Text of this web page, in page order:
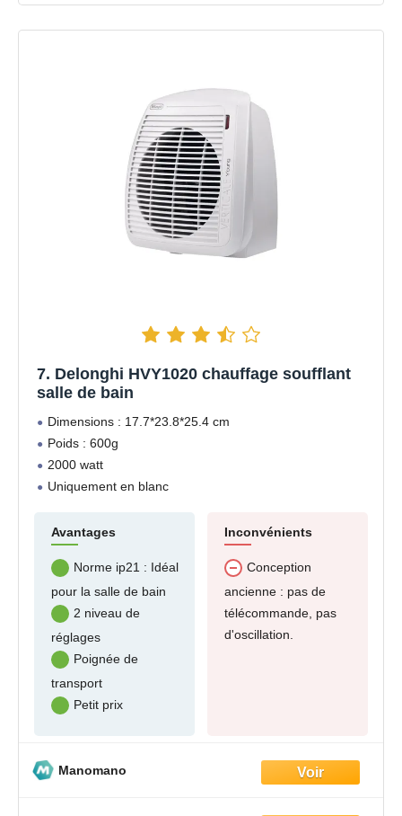
7. Delonghi HVY1020 chauffage soufflant
salle de bain
Dimensions : 17.7*23.8*25.4 cm
Poids : 600g
2000 watt
Uniquement en blanc
Avantages
Norme ip21 : Idéal
pour la salle de bain
2 niveau de
réglages
Poignée de
transport
Petit prix
Inconvénients
Conception
ancienne : pas de
télécommande, pas
d'oscillation.
Manomano